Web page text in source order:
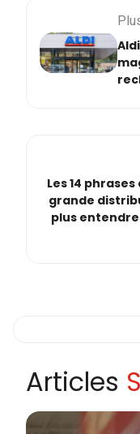
Les 14
grande
plus
Articles